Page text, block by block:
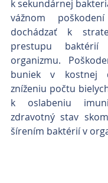
k sekundárnej
vážnom
dochádzať k
prestupu
organizmu.
buniek v kostnej
zníženiu počtu
k oslabeniu
zdravotný stav
šírením baktérií v